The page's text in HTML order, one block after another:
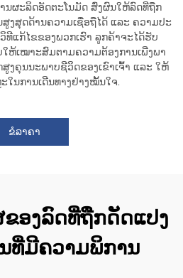
ນຜະລິດອັດຕະໂນມັດ ສົ່ງຜົນໃຫ້ລົດທີ່ຖືກ
ງສຸດດ້ານຄວາມເຊື່ອຖືໄດ້ ແລະ ຄວາມປະ
ທີແກ້ໄຂຂອງພວກເຮົາ ລູກຄ້າຈະໄດ້ຮັບ
ຫ້ເໝາະສົມຕາມຄວາມຕ້ອງການເພີ່ງພາ
ສູງຄຸນນະພາບຊີວິດຂອງເຂົາເຈົ້າ ແລະ ໃຫ້
ໃນການເດີນທາງຢ່າງໝັ້ນໃຈ.
ຂໍລາຄາ
ອງລົດທີ່ຖືກດັດແປງ
ທີ່ມີຄວາມພິການ